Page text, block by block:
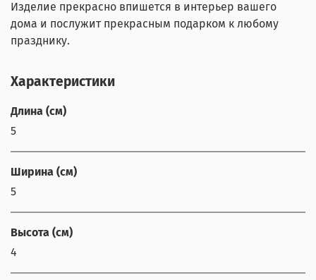
Изделие прекрасно впишется в интерьер вашего
дома и послужит прекрасным подарком к любому
празднику.
Характеристики
Длина (см)
5
Ширина (см)
5
Высота (см)
4